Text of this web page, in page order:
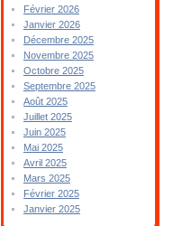
Février 2026
Janvier 2026
Décembre 2025
Novembre 2025
Octobre 2025
Septembre 2025
Août 2025
Juillet 2025
Juin 2025
Mai 2025
Avril 2025
Mars 2025
Février 2025
Janvier 2025